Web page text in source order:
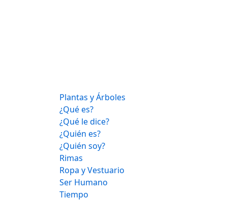
Plantas y Árboles
¿Qué es?
¿Qué le dice?
¿Quién es?
¿Quién soy?
Rimas
Ropa y Vestuario
Ser Humano
Tiempo